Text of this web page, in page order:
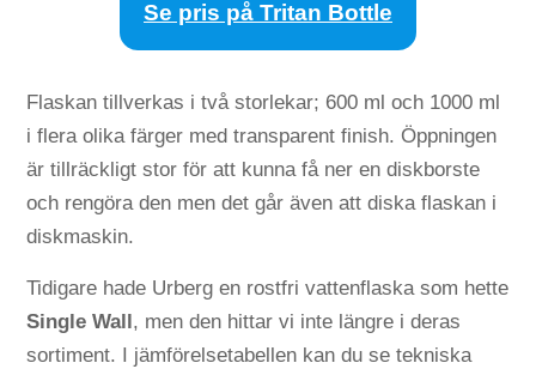
Se pris på Tritan Bottle
Flaskan tillverkas i två storlekar; 600 ml och 1000 ml
i flera olika färger med transparent finish. Öppningen
är tillräckligt stor för att kunna få ner en diskborste
och rengöra den men det går även att diska flaskan i
diskmaskin.
Tidigare hade Urberg en rostfri vattenflaska som hette
Single Wall, men den hittar vi inte längre i deras
sortiment. I jämförelsetabellen kan du se tekniska